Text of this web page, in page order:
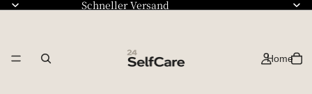
Schneller Versand
Home